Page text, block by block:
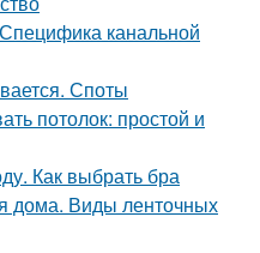
канальной
Споты
потолок: простой и
Как выбрать бра
дома. Виды ленточных